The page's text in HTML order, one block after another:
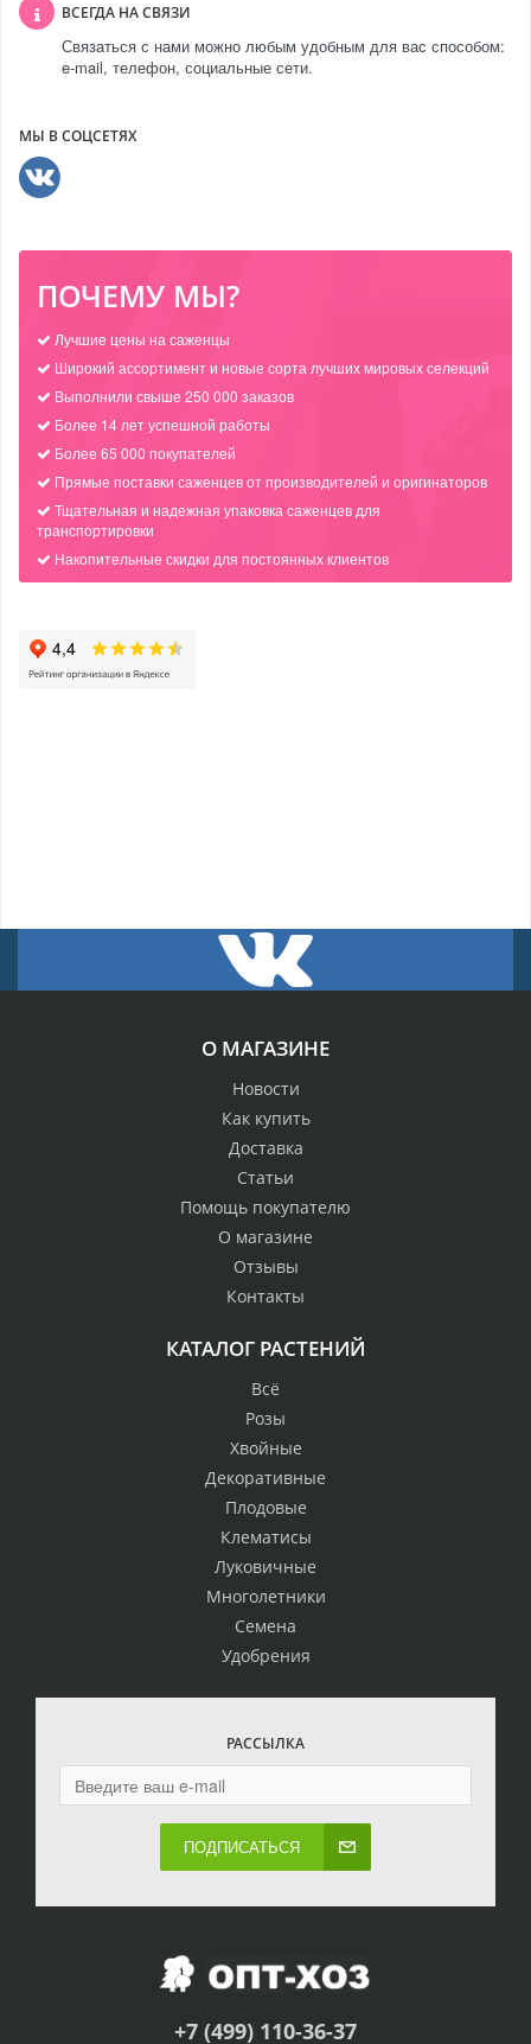
ВСЕГДА НА СВЯЗИ
Связаться с нами можно любым удобным для вас способом:
e-mail, телефон, социальные сети.
МЫ В СОЦСЕТЯХ
ПОЧЕМУ МЫ?
Лучшие цены на саженцы
Широкий ассортимент и новые сорта лучших мировых селекций
Выполнили свыше 250 000 заказов
Более 14 лет успешной работы
Более 65 000 покупателей
Прямые поставки саженцев от производителей и оригинаторов
Тщательная и надежная упаковка саженцев для
транспортировки
Накопительные скидки для постоянных клиентов
О МАГАЗИНЕ
Новости
Как купить
Доставка
Статьи
Помощь покупателю
О магазине
Отзывы
Контакты
КАТАЛОГ РАСТЕНИЙ
Всё
Розы
Хвойные
Декоративные
Плодовые
Клематисы
Луковичные
Многолетники
Семена
Удобрения
РАССЫЛКА
ПОДПИСАТЬСЯ
+7 (499) 110-36-37